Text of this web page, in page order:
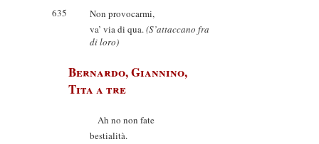
635
Non provocarmi,
va’ via di qua.(S’attaccano fra
di loro)
Bernardo, Giannino,
Tita a tre
Ah no non fate
bestialità.